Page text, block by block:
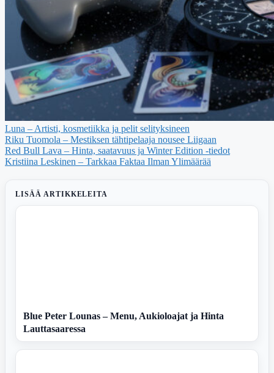
Luna – Artisti, kosmetiikka ja pelit selityksineen
Riku Tuomola – Mestiksen tähtipelaaja nousee Liigaan
Red Bull Lava – Hinta, saatavuus ja Winter Edition -tiedot
Kristiina Leskinen – Tarkkaa Faktaa Ilman Ylimäärää
LISÄÄ ARTIKKELEITA
Blue Peter Lounas – Menu, Aukioloajat ja Hinta
Lauttasaaressa